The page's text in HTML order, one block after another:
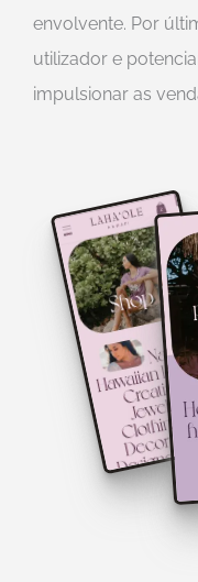
envolvente. Por
utilizador e
impulsionar as